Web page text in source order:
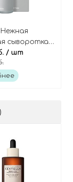
Нежная
сыворотка-
комплексом
Dual
Serum
/ шт